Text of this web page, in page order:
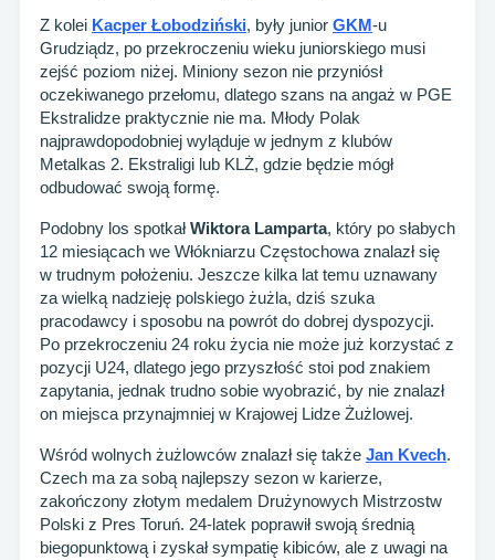
Z kolei Kacper Łobodziński, były junior GKM-u
Grudziądz, po przekroczeniu wieku juniorskiego musi
zejść poziom niżej. Miniony sezon nie przyniósł
oczekiwanego przełomu, dlatego szans na angaż w PGE
Ekstralidze praktycznie nie ma. Młody Polak
najprawdopodobniej wyląduje w jednym z klubów
Metalkas 2. Ekstraligi lub KLŻ, gdzie będzie mógł
odbudować swoją formę.
Podobny los spotkałWiktora Lamparta, który po słabych
12 miesiącach we Włókniarzu Częstochowa znalazł się
w trudnym położeniu. Jeszcze kilka lat temu uznawany
za wielką nadzieję polskiego żużla, dziś szuka
pracodawcy i sposobu na powrót do dobrej dyspozycji.
Po przekroczeniu 24 roku życia nie może już korzystać z
pozycji U24, dlatego jego przyszłość stoi pod znakiem
zapytania, jednak trudno sobie wyobrazić, by nie znalazł
on miejsca przynajmniej w Krajowej Lidze Żużlowej.
Wśród wolnych żużlowców znalazł się także Jan Kvech.
Czech ma za sobą najlepszy sezon w karierze,
zakończony złotym medalem Drużynowych Mistrzostw
Polski z Pres Toruń. 24-latek poprawił swoją średnią
biegopunktową i zyskał sympatię kibiców, ale z uwagi na